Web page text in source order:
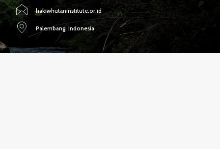
haki@hutaninstitute.or.id
Palembang, Indonesia